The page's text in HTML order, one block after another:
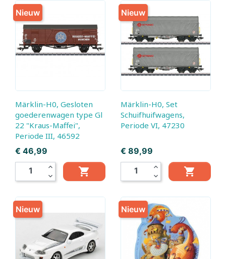
Märklin-H0, Gesloten
goederenwagen type Gl
22 "Kraus-Maffei",
Periode III, 46592
Prijs
€ 46,99
expand_less
expand_more

Nieuw
Märklin-H0, Set
Schuifhuifwagens,
Periode VI, 47230
Prijs
€ 89,99
expand_less
expand_more

Nieuw
Nieuw Nieuw